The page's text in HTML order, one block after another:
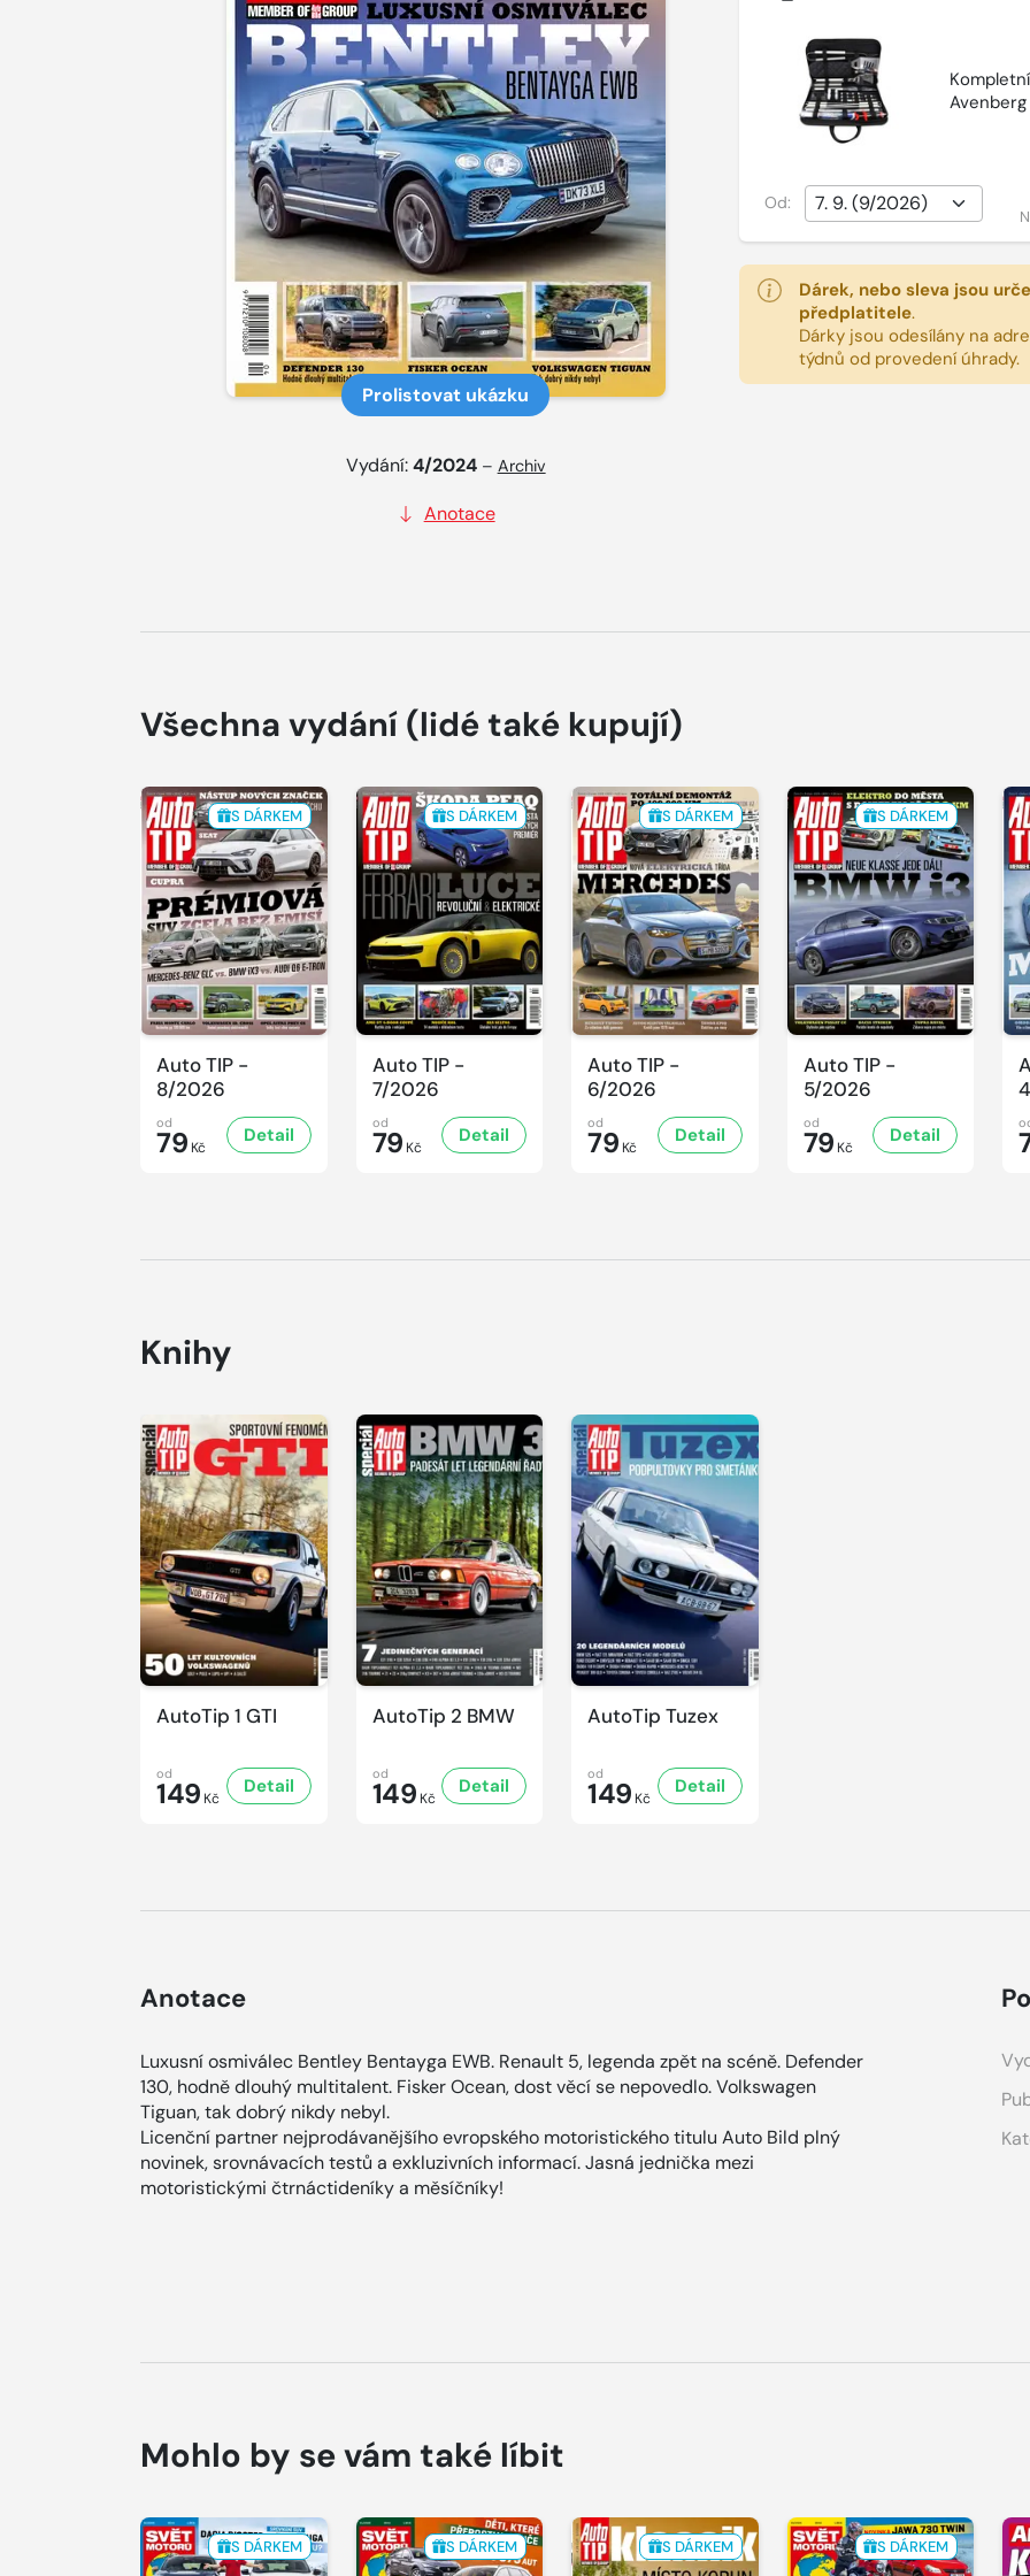
Prolistovat ukázku
Vydání:4/2024 – Archiv
Anotace
Avenberg
Od:
Dárek, nebo sleva jsou
předplatitele.
Dárky jsou odesílány na
týdnů od provedení úhrady.
Všechna vydání (lidé také kupují)
S DÁRKEM
Auto TIP -
8/2026
od
79 Kč
Detail
S DÁRKEM
Auto TIP -
7/2026
od
79 Kč
Detail
S DÁRKEM
Auto TIP -
6/2026
od
79 Kč
Detail
S DÁRKEM
Auto TIP -
5/2026
od
79 Kč
Detail
Knihy
AutoTip 1 GTI
od
149 Kč
Detail
AutoTip 2 BMW
od
149 Kč
Detail
AutoTip Tuzex
od
149 Kč
Detail
Anotace
Luxusní osmiválec Bentley Bentayga EWB. Renault 5, legenda zpět na scéně. Defender
130, hodně dlouhý multitalent. Fisker Ocean, dost věcí se nepovedlo. Volkswagen
Tiguan, tak dobrý nikdy nebyl.
Licenční partner nejprodávanějšího evropského motoristického titulu Auto Bild plný
novinek, srovnávacích testů a exkluzivních informací. Jasná jednička mezi
motoristickými čtrnáctideníky a měsíčníky!
Mohlo by se vám také líbit
S DÁRKEM S DÁRKEM S DÁRKEM S DÁRKEM